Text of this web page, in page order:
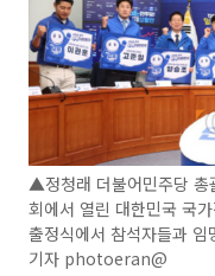
▲정청래 더불어민주당 총
회에서 열린 대한민국 국
출정식에서 참석자들과
기자 photoeran@